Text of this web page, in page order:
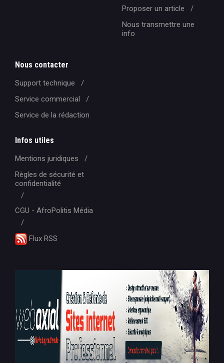
Proposer un article
Nous transmettre une
info
Nous contacter
Support technique
Service commercial
Service de la rédaction
Infos utiles
Mentions juridiques
Règles de sécurité et
confidentialité
CGU - AfroPolitis Média
Flux RSS